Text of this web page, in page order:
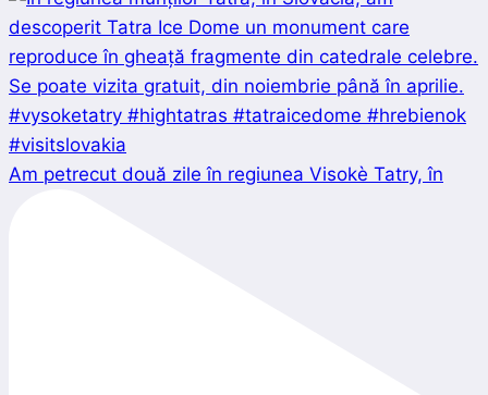
Am petrecut două zile în regiunea Visokè Tatry, în